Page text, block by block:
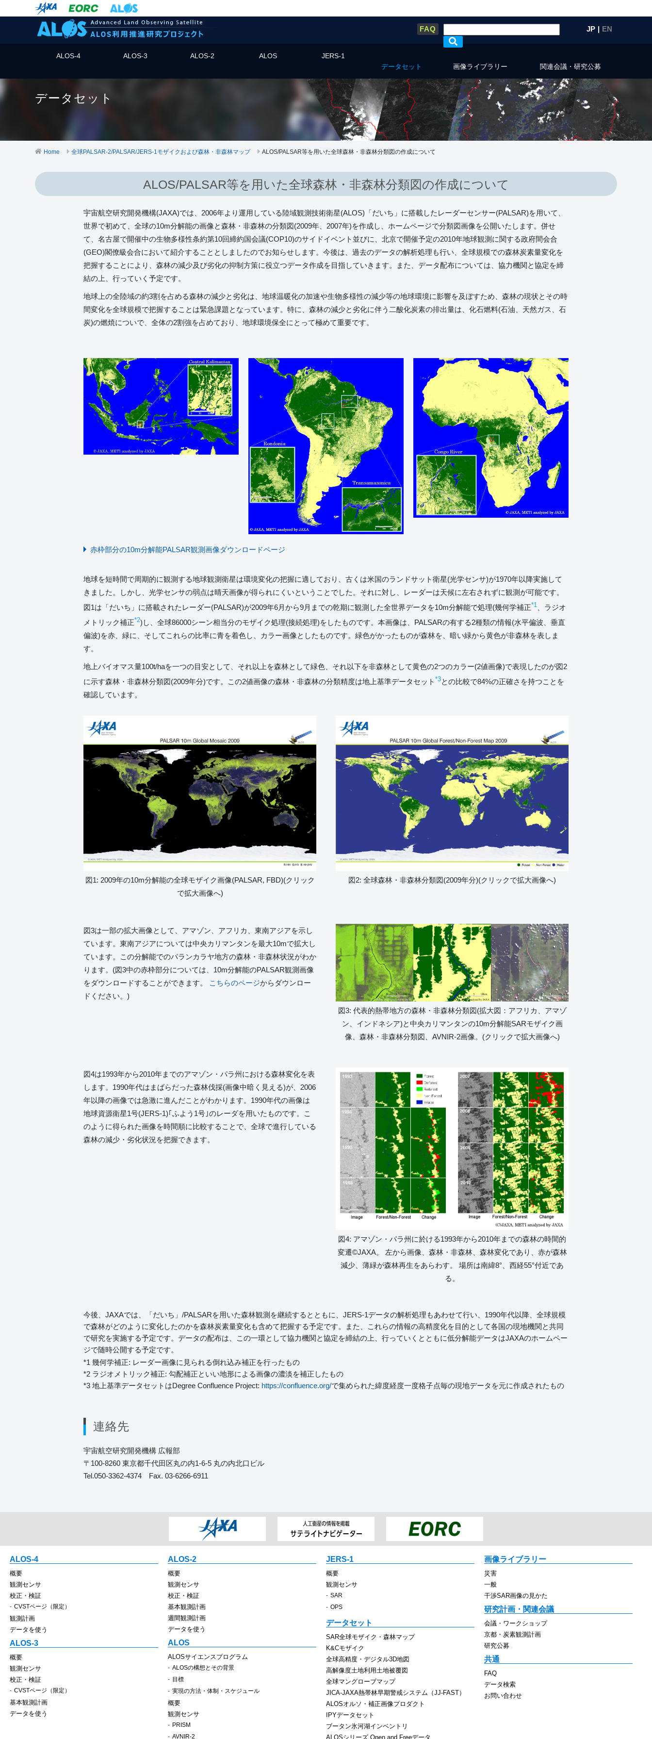
JP | EN
FAQ
ALOS-4 ALOS-3 ALOS-2 ALOS
JERS-1
データセット
画像ライブラリー 関連会議・研究公募
データセット
Home 全球PALSAR-2/PALSAR/JERS-1モザイクおよび森林・非森林マップ ALOS/PALSAR等を用いた全球森林・非森林分類図の作成について
ALOS/PALSAR等を用いた全球森林・非森林分類図の作成について
宇宙航空研究開発機構(JAXA)では、2006年より運用している陸域観測技術衛星(ALOS)「だいち」に搭載したレーダーセンサー(PALSAR)を用いて、
世界で初めて、全球の10m分解能の画像と森林・非森林の分類図(2009年、2007年)を作成し、ホームページで分類図画像を公開いたします。併せ
て、名古屋で開催中の生物多様性条約第10回締約国会議(COP10)のサイドイベント並びに、北京で開催予定の2010年地球観測に関する政府間会合
(GEO)閣僚級会合において紹介することとしましたのでお知らせします。今後は、過去のデータの解析処理も行い、全球規模での森林炭素量変化を
把握することにより、森林の減少及び劣化の抑制方策に役立つデータ作成を目指していきます。また、データ配布については、協力機関と協定を締
結の上、行っていく予定です。
地球上の全陸域の約3割を占める森林の減少と劣化は、地球温暖化の加速や生物多様性の減少等の地球環境に影響を及ぼすため、森林の現状とその時
間変化を全球規模で把握することは緊急課題となっています。特に、森林の減少と劣化に伴う二酸化炭素の排出量は、化石燃料(石油、天然ガス、石
炭)の燃焼についで、全体の2割強を占めており、地球環境保全にとって極めて重要です。
赤枠部分の10m分解能PALSAR観測画像ダウンロードページ
地球を短時間で周期的に観測する地球観測衛星は環境変化の把握に適しており、古くは米国のランドサット衛星(光学センサ)が1970年以降実施して
きました。しかし、光学センサの弱点は晴天画像が得られにくいということでした。それに対し、レーダーは天候に左右されずに観測が可能です。
図1は「だいち」に搭載されたレーダー(PALSAR)が2009年6月から9月までの乾期に観測した全世界データを10m分解能で処理(幾何学補正*1
、ラジオ
メトリック補正*2)し、全球86000シーン相当分のモザイク処理(接続処理)をしたものです。本画像は、PALSARの有する2種類の情報(水平偏波、垂直
偏波)を赤、緑に、そしてこれらの比率に青を着色し、カラー画像としたものです。緑色がかったものが森林を、暗い緑から黄色が非森林を表しま
す。
地上バイオマス量100t/haを一つの目安として、それ以上を森林として緑色、それ以下を非森林として黄色の2つのカラー(2値画像)で表現したのが図2
に示す森林・非森林分類図(2009年分)です。この2値画像の森林・非森林の分類精度は地上基準データセット *3との比較で84%の正確さを持つことを
確認しています。
図1: 2009年の10m分解能の全球モザイク画像(PALSAR, FBD)(クリック
で拡大画像へ)
図2: 全球森林・非森林分類図(2009年分)(クリックで拡大画像へ)
図3は一部の拡大画像として、アマゾン、アフリカ、東南アジアを示し
ています。東南アジアについては中央カリマンタンを最大10mで拡大し
ています。この分解能でのパランカラヤ地方の森林・非森林状況がわか
ります。(図3中の赤枠部分については、10m分解能のPALSAR観測画像
をダウンロードすることができます。
こちらのページからダウンロー
ドください。)
図3: 代表的熱帯地方の森林・非森林分類図(拡大図：アフリカ、アマゾ
ン、インドネシア)と中央カリマンタンの10m分解能SARモザイク画
像、森林・非森林分類図、AVNIR-2画像。(クリックで拡大画像へ)
図4は1993年から2010年までのアマゾン・パラ州における森林変化を表
します。1990年代はまばらだった森林伐採(画像中暗く見える)が、2006
年以降の画像では急激に進んだことがわかります。1990年代の画像は
地球資源衛星1号(JERS-1)｢ふよう1号｣のレーダを用いたものです。こ
のように得られた画像を時間順に比較することで、全球で進行している
森林の減少・劣化状況を把握できます。
図4: アマゾン・パラ州に於ける1993年から2010年までの森林の時間的
変遷©JAXA。 左から画像、森林・非森林、森林変化であり、赤が森林
減少、薄緑が森林再生をあらわす。 場所は南緯8°、西経55°付近であ
る。
今後、JAXAでは、「だいち」/PALSARを用いた森林観測を継続するとともに、JERS-1データの解析処理もあわせて行い、1990年代以降、全球規模
で森林がどのように変化したのかを森林炭素量変化も含めて把握する予定です。また、これらの情報の高精度化を目的として各国の現地機関と共同
で研究を実施する予定です。データの配布は、この一環として協力機関と協定を締結の上、行っていくとともに低分解能データはJAXAのホームペー
ジで随時公開する予定です。
*1 幾何学補正: レーダー画像に見られる倒れ込み補正を行ったもの
*2 ラジオメトリック補正: 勾配補正といい地形による画像の濃淡を補正したもの
*3 地上基準データセットはDegree Confluence Project: https://confluence.org/で集められた緯度経度一度格子点毎の現地データを元に作成されたもの
連絡先
宇宙航空研究開発機構 広報部
〒100-8260 東京都千代田区丸の内1-6-5 丸の内北口ビル
Tel.050-3362-4374 Fax. 03-6266-6911
ALOS-4
概要
観測センサ
校正・検証
CVSTページ（限定）
観測計画
データを使う
ALOS-3
概要
観測センサ
校正・検証
CVSTページ（限定）
基本観測計画
データを使う
ALOS-2
概要
観測センサ
校正・検証
基本観測計画
週間観測計画
データを使う
ALOS
ALOSサイエンスプログラム
ALOSの構想とその背景
目標
実現の方法・体制・スケジュール
概要
観測センサ
PRISM
AVNIR-2
JERS-1
概要
観測センサ
SAR
OPS
データセット
SAR全球モザイク・森林マップ
K&Cモザイク
全球高精度・デジタル3D地図
高解像度土地利用土地被覆図
全球マングローブマップ
JICA-JAXA熱帯林早期警戒システム（JJ-FAST）
ALOSオルソ・補正画像プロダクト
IPYデータセット
ブータン氷河湖インベントリ
ALOSシリーズ Open and Freeデータ
画像ライブラリー
災害
一般
干渉SAR画像の見かた
研究計画・関連会議
会議・ワークショップ
京都・炭素観測計画
研究公募
共通
FAQ
データ検索
お問い合わせ